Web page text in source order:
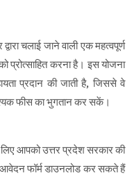
चलाई जाने वाली एक महत्वपूर्ण
प्रोत्साहित करना है। इस योजना
प्रदान की जाती है, जिससे वे
फीस का भुगतान कर सकें।
आपको उत्तर प्रदेश सरकार की
आवेदन फॉर्म डाउनलोड कर सकते हैं